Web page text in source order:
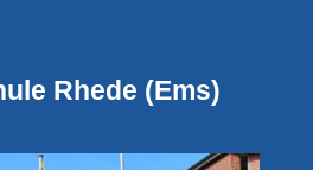
Rhede (Ems)